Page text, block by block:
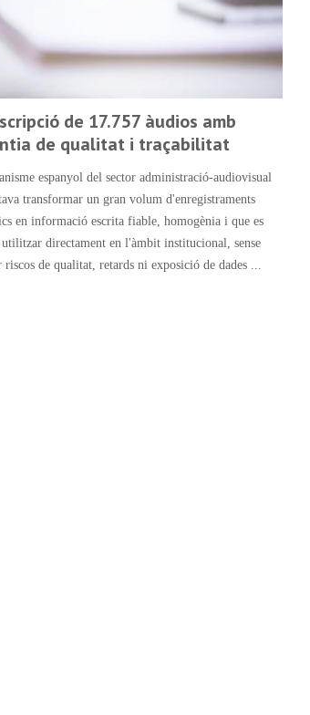
de 17.757 àudios amb
de qualitat i traçabilitat
espanyol del sector administració-audiovisual
transformar un gran volum d'enregistraments
en informació escrita fiable, homogènia i que es
utilitzar directament en l'àmbit institucional, sense
riscos de qualitat, retards ni exposició de dades ...